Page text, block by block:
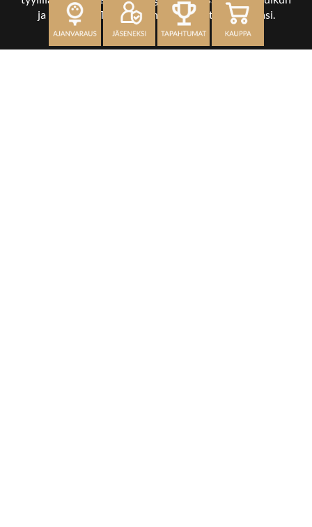
ja kuikankin. Tärkeintä on, että nautit vierailustasi.